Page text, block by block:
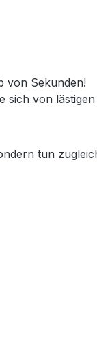
von Sekunden!
sich von lästigen
tun